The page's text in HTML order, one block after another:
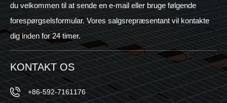
du velkommen til at sende en e-mail eller bruge følgende
forespørgselsformular. Vores salgsrepræsentant vil kontakte
dig inden for 24 timer.
KONTAKT OS
+86-592-7161176